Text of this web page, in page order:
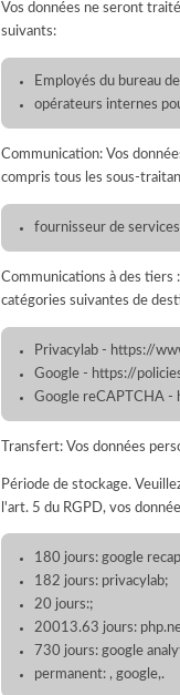
Vos données ne seront
suivants:
Employés du bureau
opérateurs internes
Communication: Vos
compris tous les sous-
fournisseur de
Communications à des tiers
catégories suivantes de
Privacylab - https://
Google - https://
Google reCAPTCHA
Transfert: Vos données
Période de stockage.
l'art. 5 du RGPD, vos
180 jours: google
182 jours: privacylab;
20 jours:;
20013.63 jours:
730 jours: google
permanent: , google,.